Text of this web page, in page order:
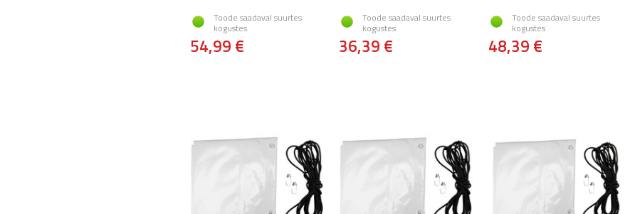
Toode saadaval suurtes
kogustes
54,99 €
Toode saadaval suurtes
kogustes
36,39 €
Toode saadaval suurtes
kogustes
48,39 €